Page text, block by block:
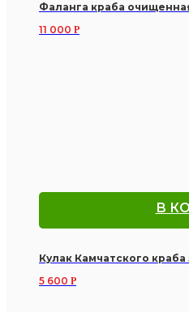
Фаланга краба
11 000 Р
В
Кулак Камчатского краба
5 600 Р